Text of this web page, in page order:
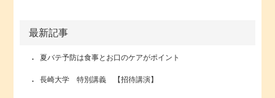
最新記事
夏バテ予防は食事とお口のケアがポイント
長崎大学 特別講義 【招待講演】